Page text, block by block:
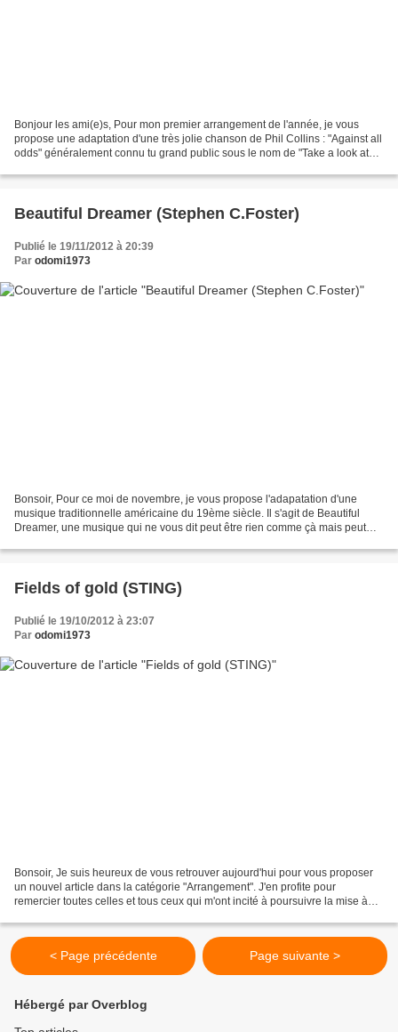
Bonjour les ami(e)s, Pour mon premier arrangement de l'année, je vous
propose une adaptation d'une très jolie chanson de Phil Collins : "Against all
odds" généralement connu tu grand public sous le nom de "Take a look at
Beautiful Dreamer (Stephen C.Foster)
Publié le 19/11/2012 à 20:39
Par odomi1973
Bonsoir, Pour ce moi de novembre, je vous propose l'adapatation d'une
musique traditionnelle américaine du 19ème siècle. Il s'agit de Beautiful
Dreamer, une musique qui ne vous dit peut être rien comme çà mais peut
Fields of gold (STING)
Publié le 19/10/2012 à 23:07
Par odomi1973
Bonsoir, Je suis heureux de vous retrouver aujourd'hui pour vous proposer
un nouvel article dans la catégorie "Arrangement". J'en profite pour
remercier toutes celles et tous ceux qui m'ont incité à poursuivre la mise à
< Page précédente Page suivante >
Hébergé par Overblog